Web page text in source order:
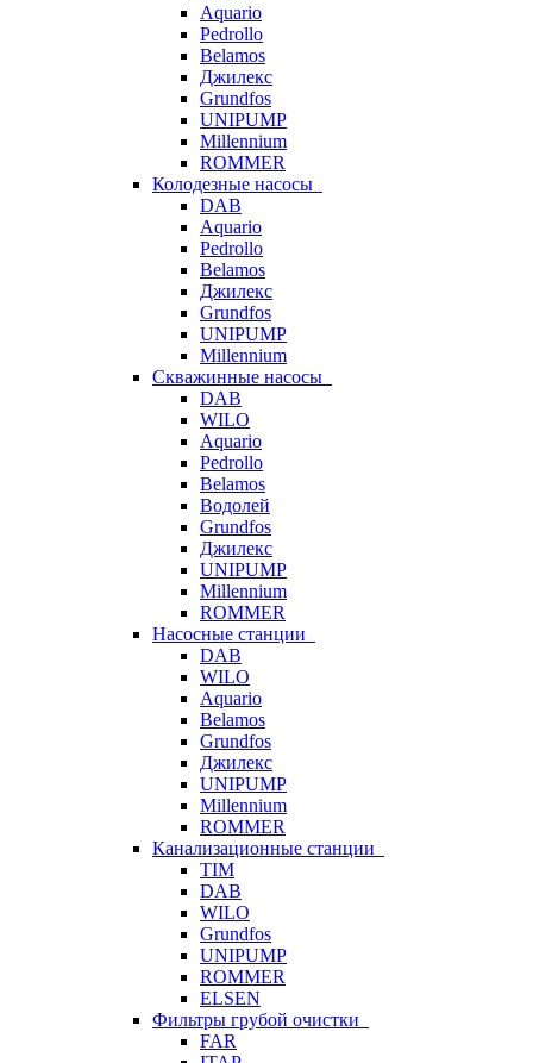
Aquario
Pedrollo
Belamos
Джилекс
Grundfos
UNIPUMP
Millennium
ROMMER
Колодезные насосы
DAB
Aquario
Pedrollo
Belamos
Джилекс
Grundfos
UNIPUMP
Millennium
Скважинные насосы
DAB
WILO
Aquario
Pedrollo
Belamos
Водолей
Grundfos
Джилекс
UNIPUMP
Millennium
ROMMER
Насосные станции
DAB
WILO
Aquario
Belamos
Grundfos
Джилекс
UNIPUMP
Millennium
ROMMER
Канализационные станции
TIM
DAB
WILO
Grundfos
UNIPUMP
ROMMER
ELSEN
Фильтры грубой очистки
FAR